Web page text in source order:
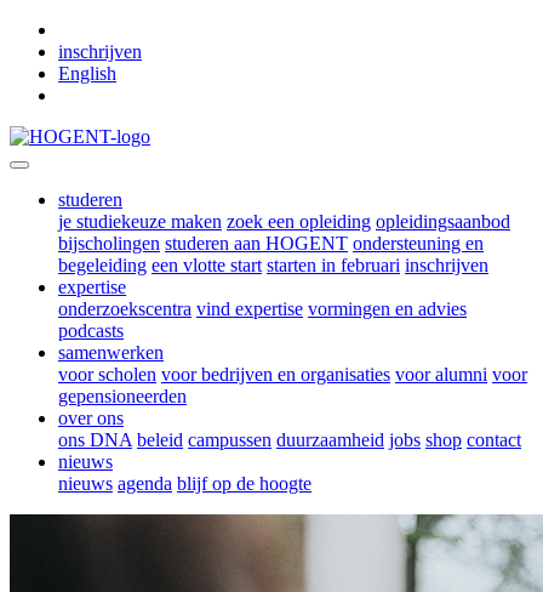
inschrijven
English
studeren
je studiekeuze maken zoek een opleiding opleidingsaanbod
bijscholingen studeren aan HOGENT ondersteuning en
begeleiding een vlotte start starten in februari inschrijven
expertise
onderzoekscentra vind expertise vormingen en advies
podcasts
samenwerken
voor scholen voor bedrijven en organisaties voor alumni voor
gepensioneerden
over ons
ons DNA beleid campussen duurzaamheid jobs shop contact
nieuws
nieuws agenda blijf op de hoogte